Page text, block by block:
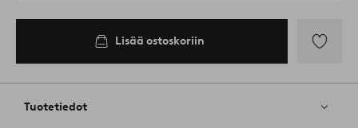
Lisää ostoskoriin
Tuotetiedot